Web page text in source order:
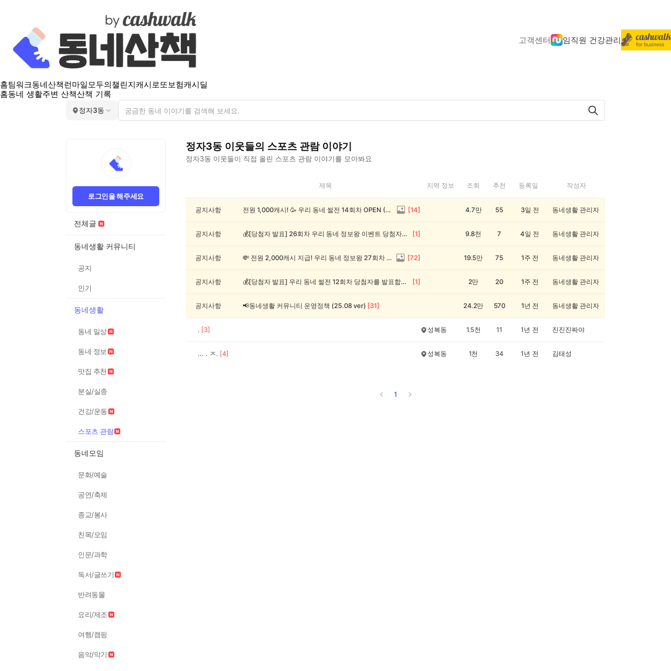
고객센터 임직원 건강관리
홈팀워크동네산책 런마일모두의챌린지캐시로또보험캐시딜
홈동네 생활주변 산책산책 기록
정자3동
로그인을 해주세요
전체글
동네생활 커뮤니티
공지
인기
동네생활
동네 일상
동네 정보
맛집 추천
분실/실종
건강/운동
스포츠 관람
동네모임
문화/예술
공연/축제
종교/봉사
친목/모임
인문/과학
독서/글쓰기
반려동물
요리/제조
여행/캠핑
음악/악기
정자3동 이웃들의 스포츠 관람이야기
정자3동 이웃들이 직접 올린 스포츠 관람 이야기를 모아봐요
3
제목 지역 정보 조회 추천 등록일 작성자
공지사항 전원 1,000캐시! 🥳 우리 동네 썰전 14회차 OPEN (~8/17) [14] 4.7만 55 3일 전 동네생활 관리자
공지사항 💰[당첨자 발표] 26회차 우리 동네 정보왕 이벤트 당첨자를 발표합니다! [1] 9.8천 7 4일 전 동네생활 관리자
공지사항 💸 전원 2,000캐시 지급! 우리 동네 정보왕 27회차 (~8/10) [72] 19.5만 75 1주 전 동네생활 관리자
공지사항 💰[당첨자 발표] 우리 동네 썰전 12회차 당첨자를 발표합니다! [1] 2만 20 1주 전 동네생활 관리자
공지사항 📢동네생활 커뮤니티 운영정책 (25.08 ver) [31] 24.2만 570 1년 전 동네생활 관리자
. [3] 성복동 1.5천 11 1년 전 진진진짜야
... . ㅈ. [4] 성복동 1천 34 1년 전 김태성
1